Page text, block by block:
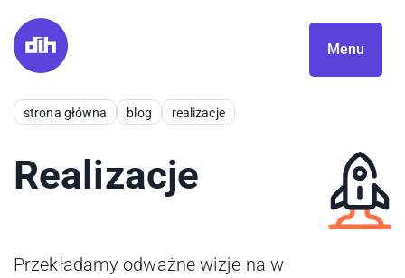
Menu
strona główna blog realizacje
Realizacje
Przekładamy odważne wizje na w